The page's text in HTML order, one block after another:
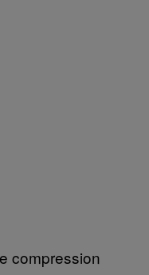
compression